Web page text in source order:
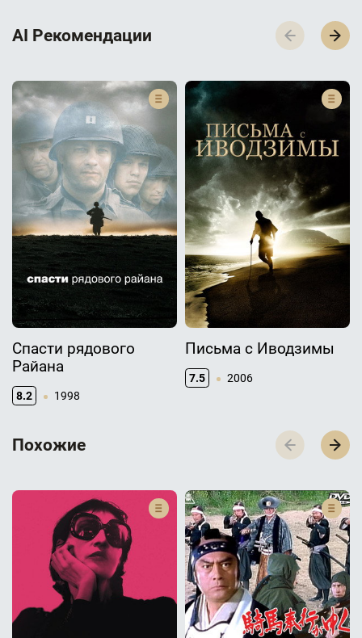
AI Р­е­к­о­м­е­н­д­а­ц­и­и
Спасти рядового
Райана
8.2 1998
Письма с Иводзимы
7.5 2006
П­­­о­­­х­­­о­­­ж­­­и­­­е